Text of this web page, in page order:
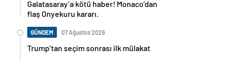
Galatasaray’a kötü haber! Monaco’dan
flaş Onyekuru kararı.
GÜNDEM 07 Ağustos 2026
Trump’tan seçim sonrası ilk mülakat